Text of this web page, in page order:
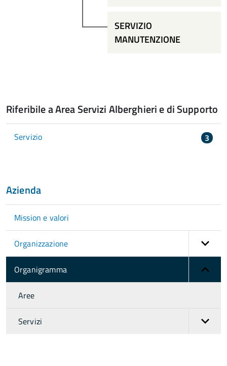
SERVIZIO
MANUTENZIONE
Riferibile a Area Servizi Alberghieri e di Supporto
Servizio 3
Azienda
Mission e valori
Organizzazione
Organigramma
Aree
Servizi